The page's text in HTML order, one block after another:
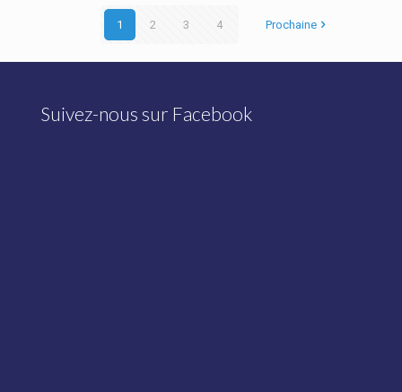
1 2 3 4 Prochaine
Suivez-nous sur Facebook